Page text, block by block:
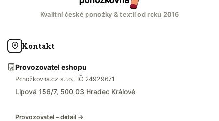
Kvalitní české ponožky & textil od roku 2016
Kontakt
Provozovatel eshopu
Ponožkovna.cz s.r.o., IČ 24929671
Lipová 156/7, 500 03 Hradec Králové
Provozovatel – detail →